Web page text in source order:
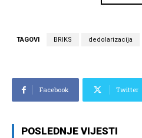
TAGOVI BRIKS dedolarizacija
Facebook Twitter
POSLEDNJE VIJESTI